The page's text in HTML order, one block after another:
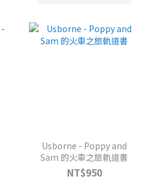
Usborne - Poppy and
Sam 的火車之旅軌道書
NT$950